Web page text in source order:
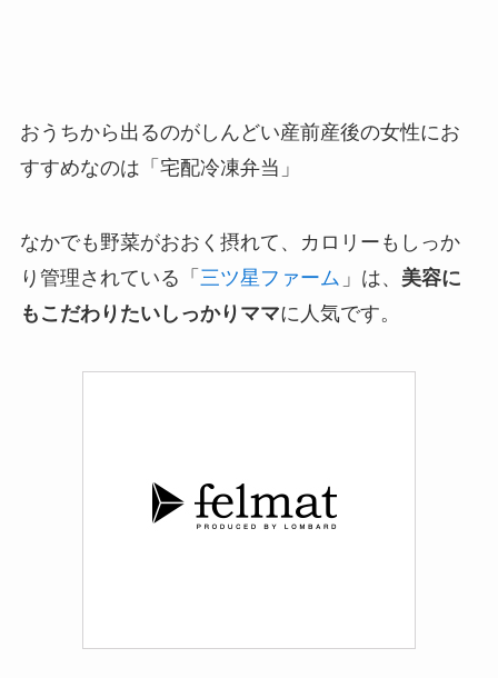
おうちから出るのがしんどい産前産後の女性にお
すすめなのは「宅配冷凍弁当」
なかでも野菜がおおく摂れて、カロリーもしっか
り管理されている「 三ツ星ファーム 」は、 美容に
もこだわりたいしっかりママに人気です。